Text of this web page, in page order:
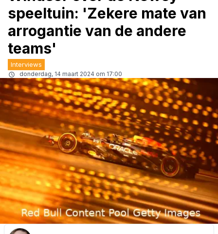
speeltuin: 'Zekere mate van
arrogantie van de andere
teams'
Interviews
donderdag, 14 maart 2024 om 17:00